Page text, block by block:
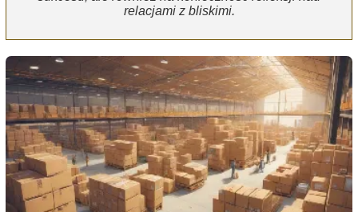
relacjami z bliskimi.